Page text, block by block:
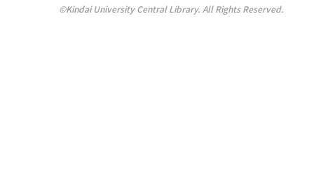
©Kindai University Central Library. All Rights Reserved.